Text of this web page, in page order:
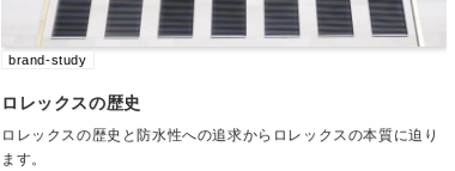
brand-study
ロレックスの歴史
ロレックスの歴史と防水性への追求からロレックスの本質に迫り
ます。